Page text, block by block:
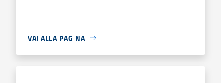
VAI ALLA PAGINA